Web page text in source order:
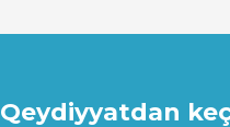
Qeydiyyatdan